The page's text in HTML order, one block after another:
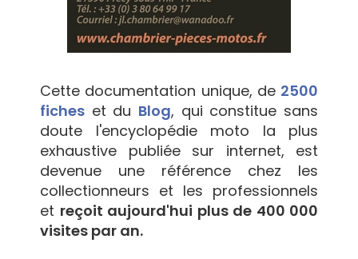
Cette documentation unique, de 2500
fiches et du Blog, qui constitue sans
doute l'encyclopédie moto la plus
exhaustive publiée sur internet, est
devenue une référence chez les
collectionneurs et les professionnels
et reçoit aujourd'hui plus de 400 000
visites par an.